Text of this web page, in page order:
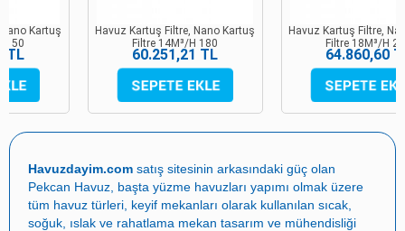
Havuz Kartuş Filtre, Nano Kartuş
Filtre 14M³/H 180
60.251,21 TL
Havuz Kartuş Filtre, Nano Kartuş
Filtre 18M³/H 200
64.860,60 TL
Havuzdayim.com satış sitesinin arkasındaki güç olan
Pekcan Havuz , başta yüzme havuzları yapımı olmak üzere
tüm havuz türleri, keyif mekanları olarak kullanılan sıcak,
soğuk, ıslak ve rahatlama mekan tasarım ve mühendisliği